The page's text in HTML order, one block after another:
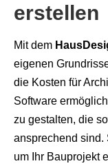
erstellen
Mit dem
eigenen
die Kosten für
Software
zu gestalten, die
ansprechend sind.
um Ihr Bauprojekt